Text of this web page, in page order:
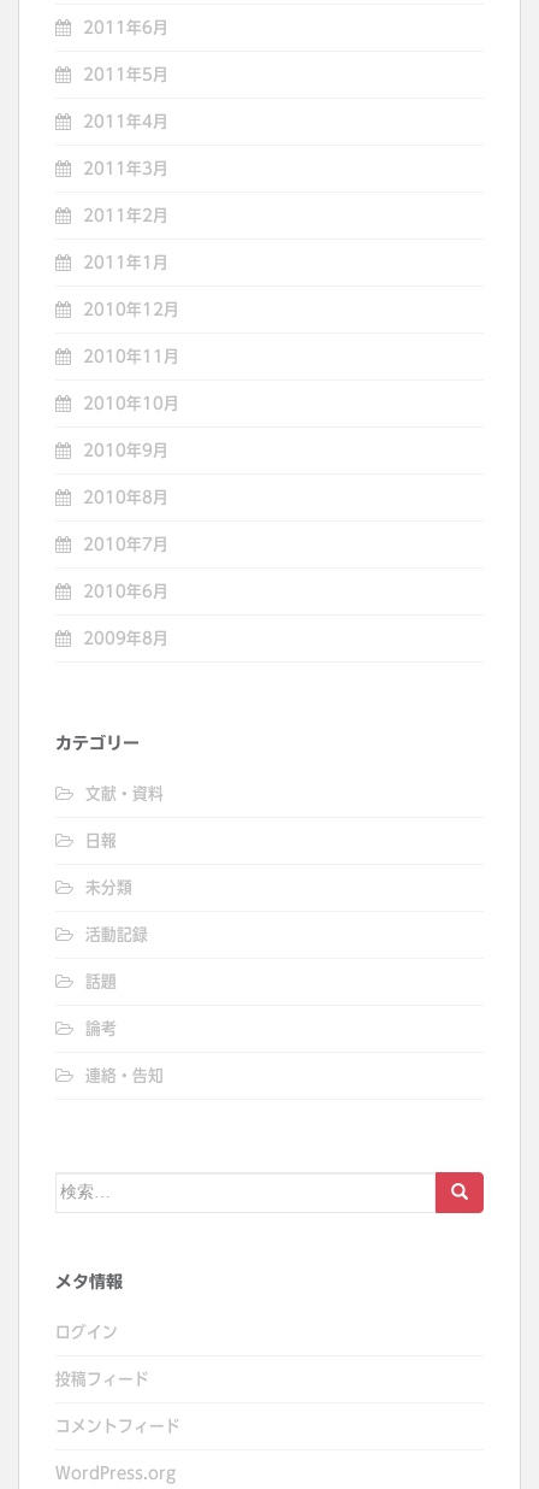
2011年6月
2011年5月
2011年4月
2011年3月
2011年2月
2011年1月
2010年12月
2010年11月
2010年10月
2010年9月
2010年8月
2010年7月
2010年6月
2009年8月
カテゴリー
文献・資料
日報
未分類
活動記録
話題
論考
連絡・告知
検
メタ情報
ログイン
投稿フィード
コメントフィード
WordPress.org